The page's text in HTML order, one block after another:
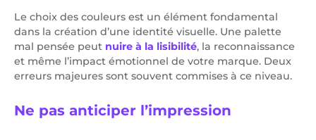
Le choix des couleurs est un élément fondamental
dans la création d’une identité visuelle. Une palette
mal pensée peut nuire à la lisibilité, la reconnaissance
et même l’impact émotionnel de votre marque. Deux
erreurs majeures sont souvent commises à ce niveau.
Ne pas anticiper l’impression